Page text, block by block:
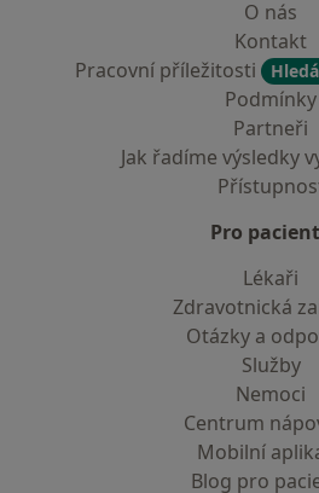
O nás
Kontakt
Pracovní příležitosti
Podmínky
Partneři
Jak řadíme výsledky
Pro
Lékaři
Zdravotnická
Otázky a
Služby
Nemoci
Centrum
Mobilní
Blog pro